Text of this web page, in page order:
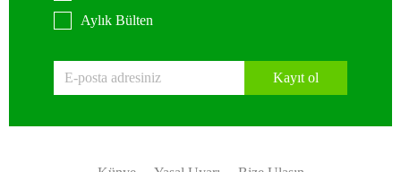
Aylık Bülten
Kayıt ol